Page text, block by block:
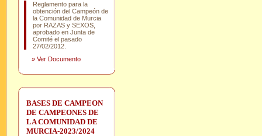
Reglamento para la
obtención del Campeón de
la Comunidad de Murcia
por RAZAS y SEXOS,
aprobado en Junta de
Comité el pasado
27/02/2012.
» Ver Documento
BASES DE CAMPEON
DE CAMPEONES DE
LA COMUNIDAD DE
MURCIA-2023/2024